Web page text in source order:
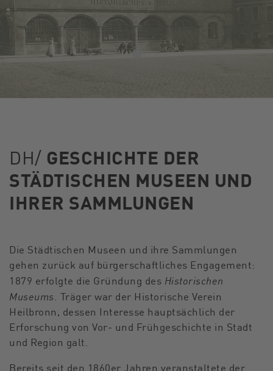
DH/ GESCHICHTE DER
STÄDTISCHEN MUSEEN UND
IHRER SAMMLUNGEN
Die Städtischen Museen und ihre Sammlungen
gehen zurück auf bürgerschaftliches Engagement:
1879 erfolgte die Gründung des Historischen
Museums. Träger war der Historische Verein
Heilbronn, dessen Interesse hauptsächlich der
Erforschung von Vor- und Frühgeschichte in Stadt
und Region galt.
Bereits seit den 1860er Jahren veranstaltete der